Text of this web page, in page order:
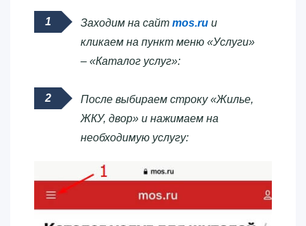
Заходим на сайт mos.ru и
кликаем на пункт меню «Услуги»
– «Каталог услуг»:
После выбираем строку «Жилье,
ЖКУ, двор» и нажимаем на
необходимую услугу: